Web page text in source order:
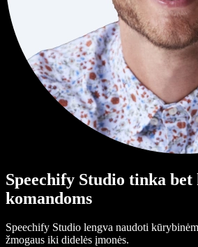
Speechify Studio tinka
komandoms
Speechify Studio lengva naudoti
žmogaus iki didelės įmonės.